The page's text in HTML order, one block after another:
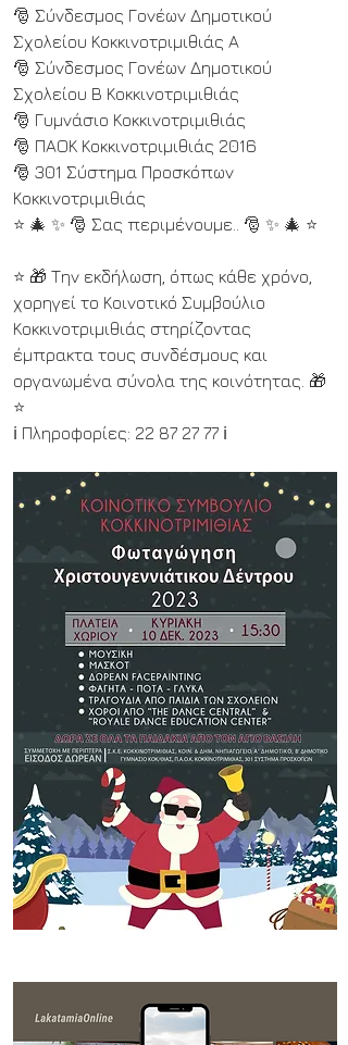
🎅 Σύνδεσμος Γονέων Δημοτικού
Σχολείου Κοκκινοτριμιθιάς Α
🎅 Σύνδεσμος Γονέων Δημοτικού
Σχολείου Β Κοκκινοτριμιθιάς
🎅 Γυμνάσιο Κοκκινοτριμιθιάς
🎅 ΠΑΟΚ Κοκκινοτριμιθιάς 2016
🎅 301 Σύστημα Προσκόπων
Κοκκινοτριμιθιάς
⭐ 🎄 ✨ 🎅 Σας περιμένουμε.. 🎅 ✨ 🎄 ⭐
⭐ 🎁 Την εκδήλωση, όπως κάθε χρόνο,
χορηγεί το Κοινοτικό Συμβούλιο
Κοκκινοτριμιθιάς στηρίζοντας
έμπρακτα τους συνδέσμους και
οργανωμένα σύνολα της κοινότητας. 🎁
⭐
ℹ️ Πληροφορίες: 22 87 27 77 ℹ️